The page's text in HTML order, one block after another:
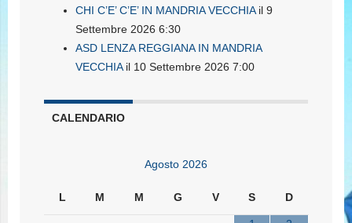
CHI C’E’ C’E’ IN MANDRIA VECCHIAil 9
Settembre 2026 6:30
ASD LENZA REGGIANA IN MANDRIA
VECCHIAil 10 Settembre 2026 7:00
CALENDARIO
Agosto 2026
L M M G V S D